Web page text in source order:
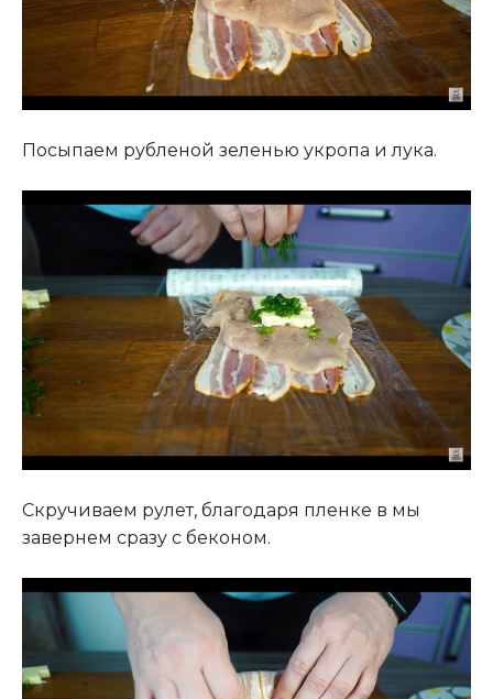
Посыпаем рубленой зеленью укропа и лука.
Скручиваем рулет, благодаря пленке в мы
завернем сразу с беконом.